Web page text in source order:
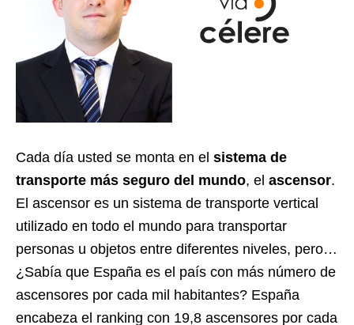
Cada día usted se monta en el sistema de
transporte más seguro del mundo, el ascensor.
El ascensor es un sistema de transporte vertical
utilizado en todo el mundo para transportar
personas u objetos entre diferentes niveles, pero…
¿Sabía que España es el país con más número de
ascensores por cada mil habitantes? España
encabeza el ranking con 19,8 ascensores por cada